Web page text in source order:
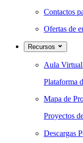
Contactos
Ofertas de
Recursos
Aula Virtual
Plataforma
Mapa de
Proyectos
Descargas